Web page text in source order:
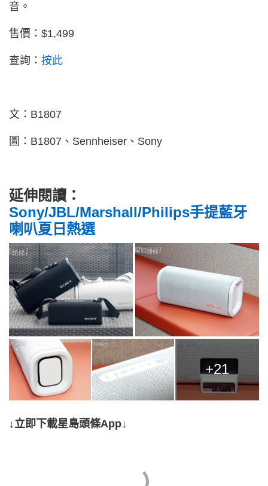
音。
售價：$1,499
查詢： 按此
文：B1807
圖：B1807、Sennheiser、Sony
延伸閱讀：
Sony/JBL/Marshall/Philips手提藍牙
喇叭夏日熱選
+21
↓立即下載星島頭條App↓